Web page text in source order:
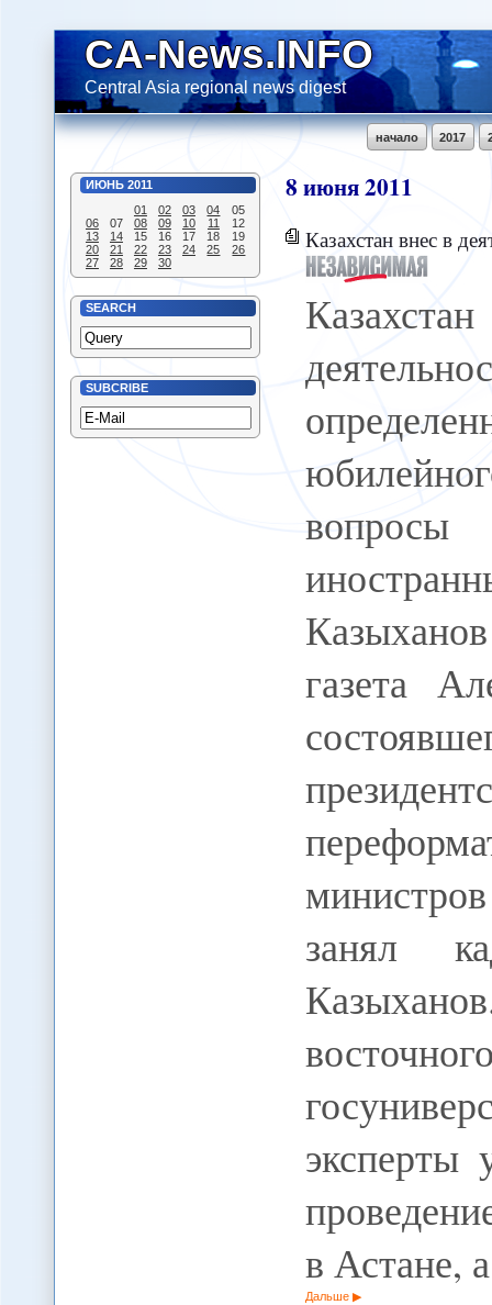
CA-News.INFO
Central Asia regional news digest
2017
начало
ИЮНЬ 2011
01
02 03 04
05
06
07 08 09 10 11
12
13
14 15 16 17 18
19
20
21 22 23 24 25
26
27
28 29 30
SEARCH
SUBCRIBE
8июня2011
Казахстан внес в деятельность ШОС определенную новизну - Накануне
газета
занял
эксперты
в Астане,
Дальше